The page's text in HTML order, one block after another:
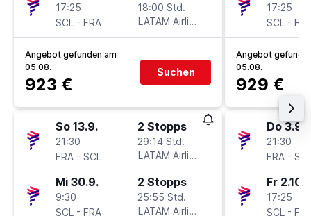
17:25
SCL - FRA
18:00 Std.
LATAM Airlines
Angebot gefunden am
05.08.
923 €
Suchen
So 13.9.
21:30
FRA - SCL
2 Stopps
29:14 Std.
LATAM Airlines
Mi 30.9.
9:30
SCL - FRA
2 Stopps
25:55 Std.
LATAM Airlines
17:25
SCL -
Angebot
05.08.
929 €
Do 3.9.
21:30
FRA -
Fr 2.10.
17:25
SCL -